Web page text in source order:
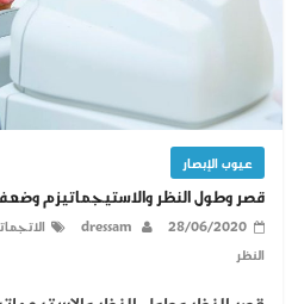
عيوب الإبصار
قصر وطول النظر والاستيجماتيزم
28/06/2020
dressam
النظر